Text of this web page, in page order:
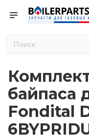
байпаса
Fondital